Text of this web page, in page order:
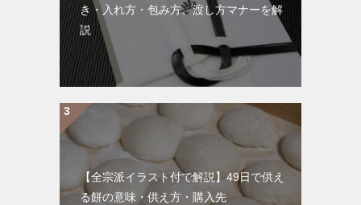
き・入れ方・包み方、渡し方マナーを解
説
【全宗派イラスト付で解説】49日で供え
る餅の意味・供え方・購入先